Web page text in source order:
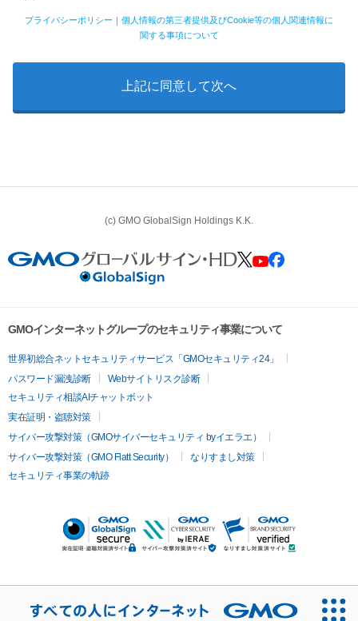
プライバシーポリシー ｜ 個人情報の第三者提供及びCookie等の個人関連情報に
関する事項について
(c) GMO GlobalSign Holdings K.K.
GMOインターネットグループのセキュリティ事業について
世界初総合ネットセキュリティサービス「GMOセキュリティ24」
パスワード漏洩診断
Webサイトリスク診断
セキュリティ相談AIチャットボット
実在証明・盗聴対策
サイバー攻撃対策（GMOサイバーセキュリティ byイエラエ）
サイバー攻撃対策（GMO Flatt Security）
なりすまし対策
セキュリティ事業の軌跡